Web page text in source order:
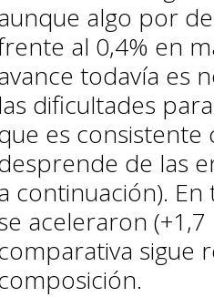
algo por
al 0,4% en
todavía es
las dificultades
es
de las
continuación).
aceleraron
sigue